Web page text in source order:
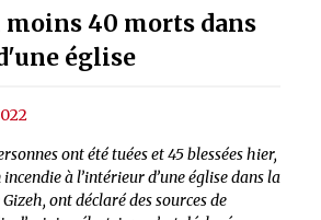
moins 40 morts dans
église
ont été tuées et 45 blessées hier,
à l’intérieur d’une église dans la
ont déclaré des sources de